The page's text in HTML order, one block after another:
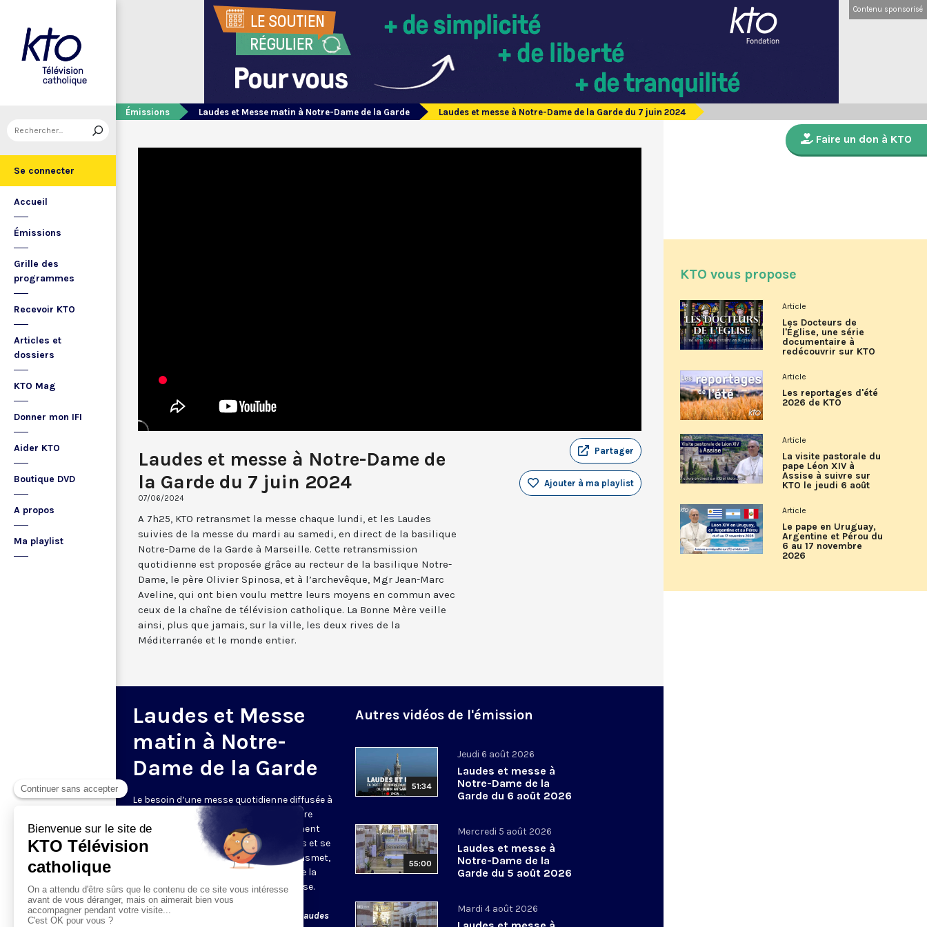
Se connecter
Accueil
Émissions
Grille des
programmes
Recevoir KTO
Articles et
dossiers
KTO Mag
Donner mon IFI
Aider KTO
Boutique DVD
A propos
Ma playlist
Contenu sponsorisé
Émissions Laudes et Messe matin à Notre-Dame de la Garde Laudes et messe à Notre-Dame de la Garde du 7 juin 2024
Laudes et messe à Notre-Dame de
la Garde du 7 juin 2024
07/06/2024
Partager
Ajouter à ma playlist
A 7h25, KTO retransmet la messe chaque lundi, et les Laudes
suivies de la messe du mardi au samedi, en direct de la basilique
Notre-Dame de la Garde à Marseille. Cette retransmission
quotidienne est proposée grâce au recteur de la basilique Notre-
Dame, le père Olivier Spinosa, et à l’archevêque, Mgr Jean-Marc
Aveline, qui ont bien voulu mettre leurs moyens en commun avec
ceux de la chaîne de télévision catholique. La Bonne Mère veille
ainsi, plus que jamais, sur la ville, les deux rives de la
Méditerranée et le monde entier.
Laudes et Messe
matin à Notre-
Dame de la Garde
Le besoin d’une messe quotidienne diffusée à
la télévision a été exprimé d’une manière
encore plus forte pendant le confinement
dans de nombreux pays francophones et se
maintient depuis la reprise. KTO retransmet,
en direct de la basilique Notre-Dame de la
Garde, à Marseille, les laudes et la messe.
Le lundi à 7h25, la messe
Du mardi au samedi à 7h25, messe avec laudes
Autres vidéos de l'émission
51:34
Jeudi 6 août 2026
Laudes et messe à
Notre-Dame de la
Garde du 6 août 2026
55:00
Mercredi 5 août 2026
Laudes et messe à
Notre-Dame de la
Garde du 5 août 2026
Mardi 4 août 2026
Faire un don à KTO
KTO vous propose
Article
Les Docteurs de
l'Église, une série
documentaire à
redécouvrir sur KTO
Article
Les reportages d'été
2026 de KTO
Article
La visite pastorale du
pape Léon XIV à
Assise à suivre sur
KTO le jeudi 6 août
Article
Le pape en Uruguay,
Argentine et Pérou du
6 au 17 novembre
2026